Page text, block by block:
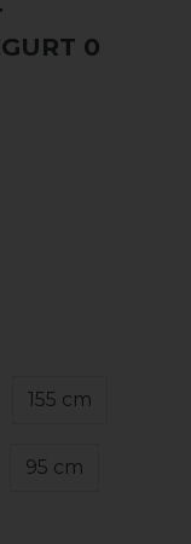
0
155 cm
95 cm